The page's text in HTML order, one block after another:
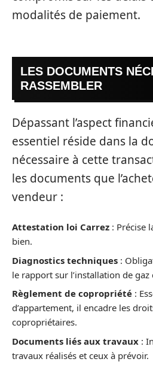
modalités de paiement.
LES DOCUMENTS
RASSEMBLER
Dépassant l’aspect
essentiel réside dans la
nécessaire à cette
les documents que
vendeur :
Attestation loi Carrez : Précise
bien.
Diagnostics techniques :
le rapport sur l’installation de gaz
Règlement de copropriété :
d’appartement, il encadre les
copropriétaires.
Documents liés aux travaux :
travaux réalisés et ceux à prévoir.